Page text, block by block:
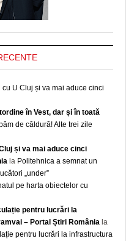
U Cluj și va mai aduce cinci
în Vest, dar și în toată
de căldură! Alte trei zile
și va mai aduce cinci
la Politehnica a semnat un
„under”
pe harta obiectelor cu
pentru lucrări la
– Portal Știri România la
pentru lucrări la infrastructura